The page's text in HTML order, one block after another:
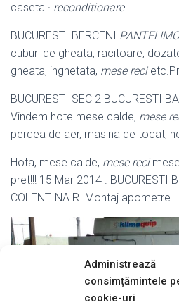
Administrează
consimțămintele
cookie-uri
caseta · reconditionare
BUCURESTI BERCENI
cuburi de gheata, racitoare,
gheata, inghetata, mese recietc.
BUCURESTI SEC 2 BUCURESTI
Vindem hote.mese calde, mese
perdea de aer, masina de tocat,
Hota, mese calde, mese reci
pret!!! 15 Mar 2014 . BUCURESTI
COLENTINA R. Montaj apometre